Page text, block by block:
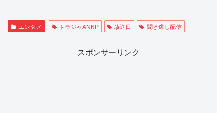
エンタメ トラジャANNP 放送日 聞き逃し配信
スポンサーリンク